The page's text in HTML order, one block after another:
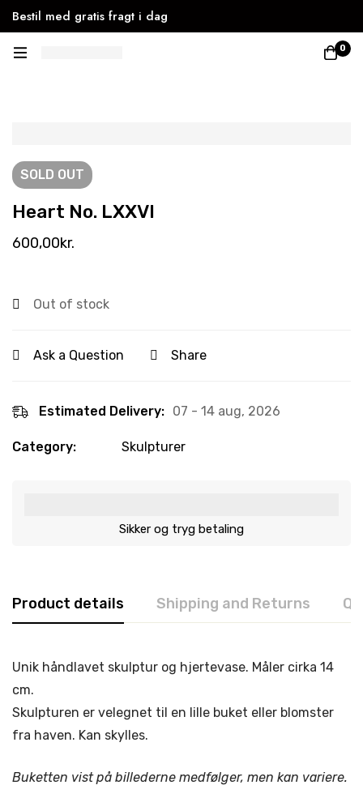
Bestil med gratis fragt i dag
0
SOLD OUT
Heart No. LXXVI
600,00kr.
Out of stock
Ask a Question Share
Estimated Delivery: 07 - 14 aug, 2026
Category: Skulpturer
Sikker og tryg betaling
Product details Shipping and Returns
Unik håndlavet skulptur og hjertevase. Måler cirka 14
cm.
Skulpturen er velegnet til en lille buket eller blomster
fra haven. Kan skylles.
Buketten vist på billederne medfølger, men kan variere.